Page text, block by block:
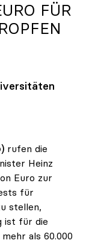
FÜR
rufen die
Heinz
Euro zur
für
stellen,
ist für die
als 60.000